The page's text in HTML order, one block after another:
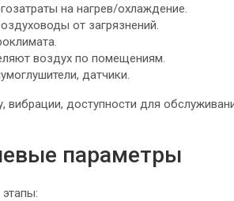
на нагрев/охлаждение.
от загрязнений.
воздух по помещениям.
датчики.
доступности для
параметры